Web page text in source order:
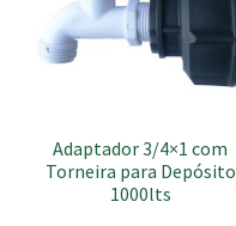
Adaptador 3/4×1 com
Torneira para Depósito
1000lts